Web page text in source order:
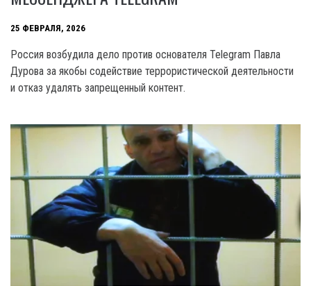
25 ФЕВРАЛЯ, 2026
Россия возбудила дело против основателя Telegram Павла
Дурова за якобы содействие террористической деятельности
и отказ удалять запрещенный контент.